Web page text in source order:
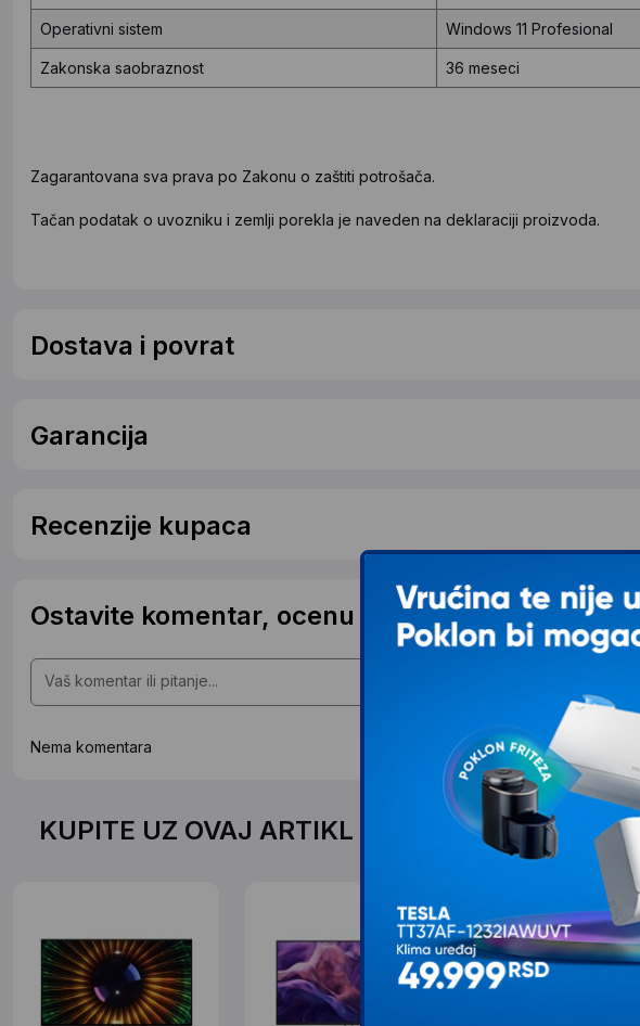
Operativni sistem Windows 11 Profesional
Zakonska saobraznost 36 meseci
Zagarantovana sva prava po Zakonu o zaštiti potrošača.
Tačan podatak o uvozniku i zemlji porekla je naveden na deklaraciji proizvoda.
Dostava i povrat
Garancija
Recenzije kupaca
Ostavite komentar, ocenu ili postavite pitanje
Nema komentara
KUPITE UZ OVAJ ARTIKL PO SPECIJALNOJ CENI